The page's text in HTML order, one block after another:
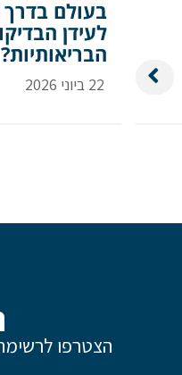
בעולם בדרך
לעידן
הבריאותיות?
22 ביוני 2026
הצטרפו